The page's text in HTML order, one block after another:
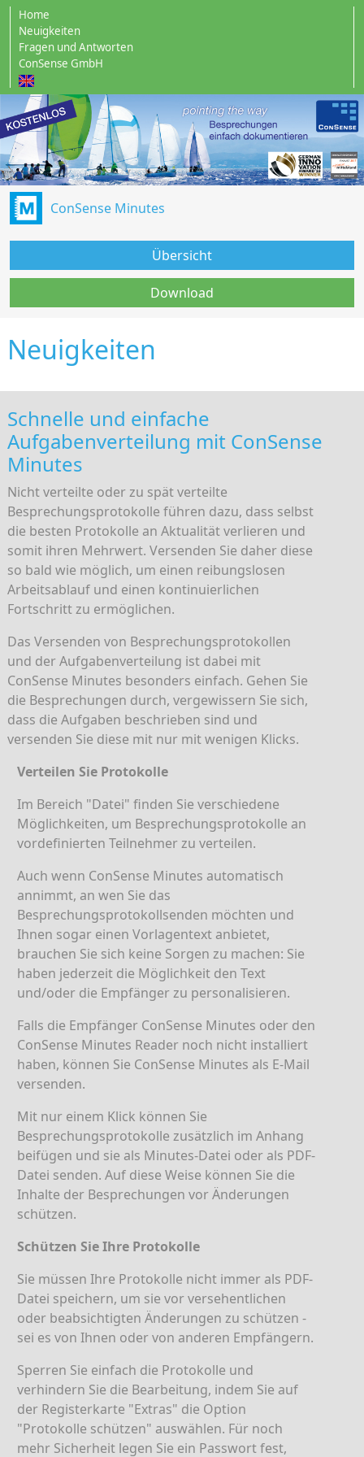
Home
Neuigkeiten
Fragen und Antworten
ConSense GmbH
ConSense Minutes
Übersicht
Download
Neuigkeiten
Schnelle und einfache
Aufgabenverteilung mit ConSense
Minutes
Nicht verteilte oder zu spät verteilte
Besprechungsprotokolle führen dazu, dass selbst
die besten Protokolle an Aktualität verlieren und
somit ihren Mehrwert. Versenden Sie daher diese
so bald wie möglich, um einen reibungslosen
Arbeitsablauf und einen kontinuierlichen
Fortschritt zu ermöglichen.
Das Versenden von Besprechungsprotokollen
und der Aufgabenverteilung ist dabei mit
ConSense Minutes besonders einfach. Gehen Sie
die Besprechungen durch, vergewissern Sie sich,
dass die Aufgaben beschrieben sind und
versenden Sie diese mit nur mit wenigen Klicks.
Verteilen Sie Protokolle
Im Bereich "Datei" finden Sie verschiedene
Möglichkeiten, um Besprechungsprotokolle an
vordefinierten Teilnehmer zu verteilen.
Auch wenn ConSense Minutes automatisch
annimmt, an wen Sie das
Besprechungsprotokollsenden möchten und
Ihnen sogar einen Vorlagentext anbietet,
brauchen Sie sich keine Sorgen zu machen: Sie
haben jederzeit die Möglichkeit den Text
und/oder die Empfänger zu personalisieren.
Falls die Empfänger ConSense Minutes oder den
ConSense Minutes Reader noch nicht installiert
haben, können Sie ConSense Minutes als E-Mail
versenden.
Mit nur einem Klick können Sie
Besprechungsprotokolle zusätzlich im Anhang
beifügen und sie als Minutes-Datei oder als PDF-
Datei senden. Auf diese Weise können Sie die
Inhalte der Besprechungen vor Änderungen
schützen.
Schützen Sie Ihre Protokolle
Sie müssen Ihre Protokolle nicht immer als PDF-
Datei speichern, um sie vor versehentlichen
oder beabsichtigten Änderungen zu schützen -
sei es von Ihnen oder von anderen Empfängern.
Sperren Sie einfach die Protokolle und
verhindern Sie die Bearbeitung, indem Sie auf
der Registerkarte "Extras" die Option
"Protokolle schützen" auswählen. Für noch
mehr Sicherheit legen Sie ein Passwort fest,